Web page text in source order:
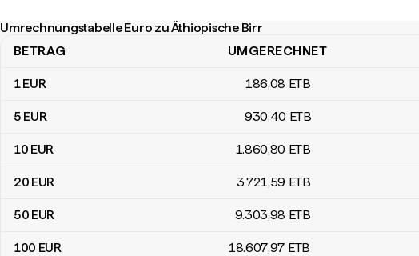
Umrechnungstabelle Euro zu Äthiopische Birr
Umrechnungstabelle Euro zu Äthiopische Birr
BETRAG UMGERECHNET
1EUR 186,08 ETB
5 EUR 930,40 ETB
10 EUR 1.860,80 ETB
20 EUR 3.721,59 ETB
50 EUR 9.303,98 ETB
100 EUR 18.607,97 ETB